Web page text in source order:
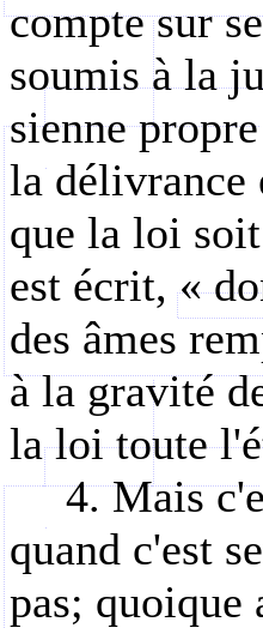
compte sur
soumis à la
sienne
la délivrance
que la loi
est écrit, «
des âmes
à la gravité
la loi toute
4. Mais
quand c'est
pas; quoique